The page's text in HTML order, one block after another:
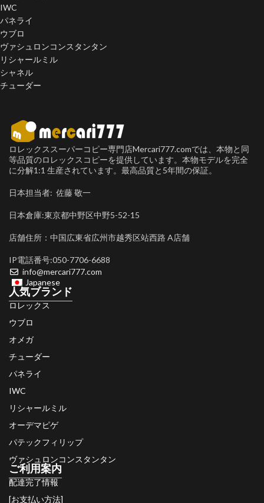
IWC
パネライ
ウブロ
ヴァシュロンコンスタンタン
リシャールミル
シャネル
チューダー
ロレックススーパーコピー専門店Mercari777.comでは、本物と同
等品質のロレックスコピーを提供しています。本物モデルを完全
に分解1:1 生産されています。最高品質と5年間の保証。
日本担当者: 佐藤 敬一
日本倉庫:東京都中野区中野5-52-15
店舗住所：中国広東省広州市越秀区站西路 A店舗
IP電話番号:050-7706-6688
info@mercari777.com
Japanese
人気ブランド
ロレックス
ウブロ
オメガ
チューダー
パネライ
IWC
リシャールミル
オーデマピゲ
パテックフィリップ
ヴァシュロンコンスタンタン
ご利用案内
配達完了情報
[お支払い方法]